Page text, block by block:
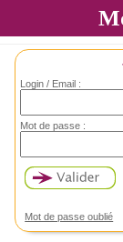
Login / Email :
Mot de passe :
Mot de passe oublié